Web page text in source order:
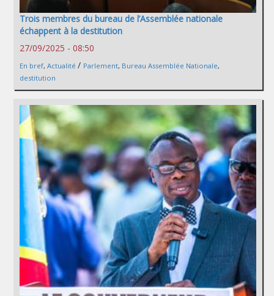
Trois membres du bureau de l’Assemblée nationale
échappent à la destitution
27/09/2025 - 08:50
En bref, Actualité / Parlement, Bureau Assemblée Nationale,
destitution